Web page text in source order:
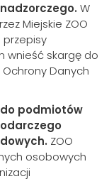
W
Miejskie ZOO
wnieść skargę do
Danych
podmiotów
ZOO
osobowych